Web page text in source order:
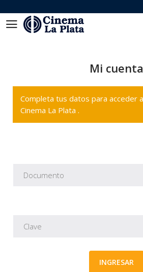
Mi cuenta
Completa tus datos para acceder
Cinema La Plata .
INGRESAR